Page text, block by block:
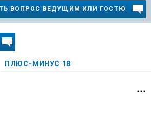
ВОПРОС ВЕДУЩИМ ИЛИ ГОСТЮ
ПЛЮС-МИНУС 18